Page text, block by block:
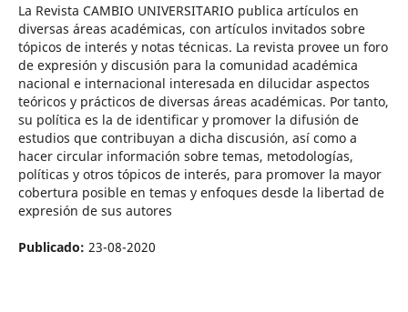
La Revista CAMBIO UNIVERSITARIO publica artículos en
diversas áreas académicas, con artículos invitados sobre
tópicos de interés y notas técnicas. La revista provee un foro
de expresión y discusión para la comunidad académica
nacional e internacional interesada en dilucidar aspectos
teóricos y prácticos de diversas áreas académicas. Por tanto,
su política es la de identificar y promover la difusión de
estudios que contribuyan a dicha discusión, así como a
hacer circular información sobre temas, metodologías,
políticas y otros tópicos de interés, para promover la mayor
cobertura posible en temas y enfoques desde la libertad de
expresión de sus autores
Publicado: 23-08-2020